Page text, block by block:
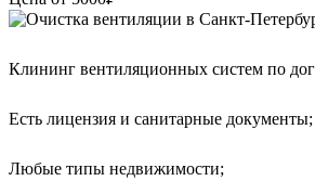
Клининг вентиляционных систем по
Есть лицензия и санитарные документы;
Любые типы недвижимости;